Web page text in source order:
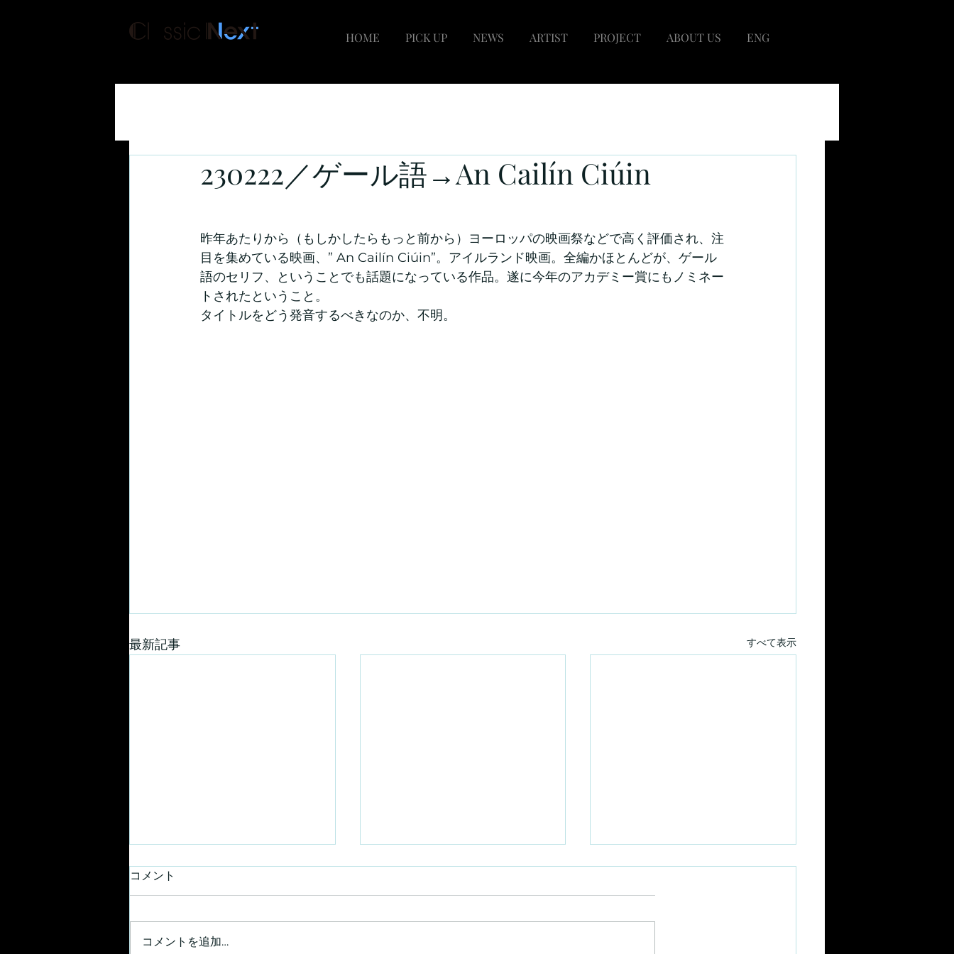
HOME PICK UP NEWS ARTIST PROJECT ABOUT US ENG
230222／ゲール語→An Cailín Ciúin
昨年あたりから（もしかしたらもっと前から）ヨーロッパの映画祭などで高く評価され、注
目を集めている映画、” An Cailín Ciúin”。アイルランド映画。全編かほとんどが、ゲール
語のセリフ、ということでも話題になっている作品。遂に今年のアカデミー賞にもノミネー
トされたということ。
タイトルをどう発音するべきなのか、不明。
最新記事 すべて表示
昨日の続き
コメント
コメントを追加…